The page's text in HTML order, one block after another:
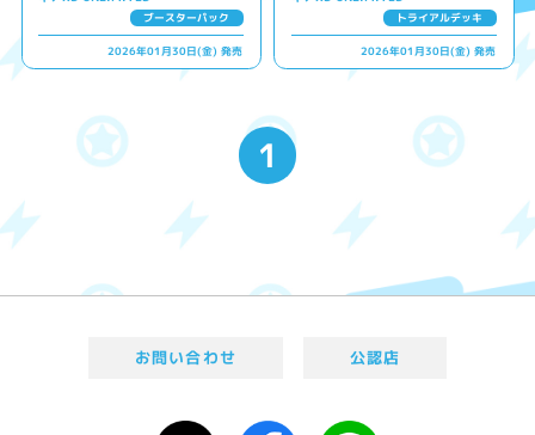
ブースターパック
2026年01月30日(金) 発売
トライアルデッキ
2026年01月30日(金) 発売
1
お問い合わせ 公認店